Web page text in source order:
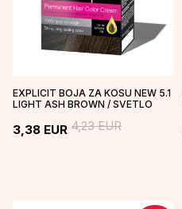
EXPLICIT BOJA ZA KOSU NEW 5.1
LIGHT ASH BROWN / SVETLO
3,38 EUR 4,23EUR